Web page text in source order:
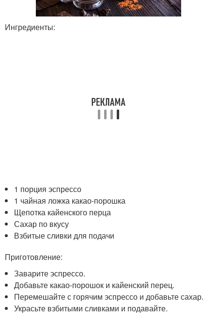
Ингредиенты:
1 порция эспрессо
1 чайная ложка какао-порошка
Щепотка кайенского перца
Сахар по вкусу
Взбитые сливки для подачи
Приготовление:
Заварите эспрессо.
Добавьте какао-порошок и кайенский перец.
Перемешайте с горячим эспрессо и добавьте сахар.
Украсьте взбитыми сливками и подавайте.